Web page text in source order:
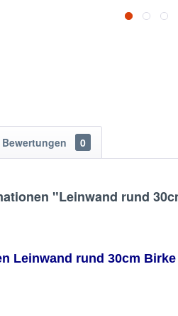
Bewertungen 0
"Leinwand rund
Leinwand rund 30cm